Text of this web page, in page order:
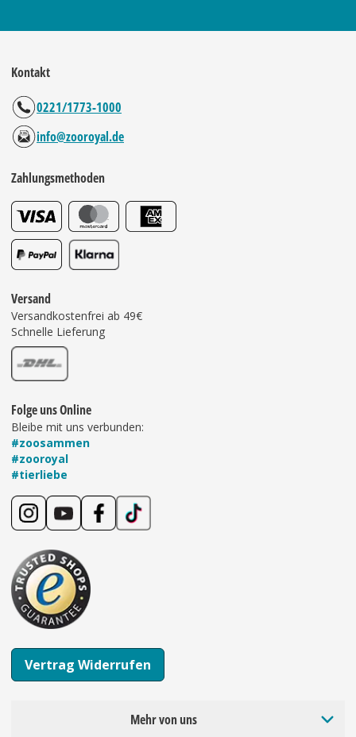
Kontakt
0221/1773-1000
info@zooroyal.de
Zahlungsmethoden
Versand
Versandkostenfrei ab 49€
Schnelle Lieferung
Folge uns Online
Bleibe mit uns verbunden:
#zoosammen
#zooroyal
#tierliebe
Vertrag Widerrufen
Mehr von uns